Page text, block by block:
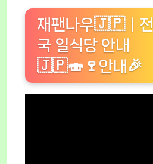
재팬나우🇯🇵ㅣ전
국 일식당 안내
🇯🇵🍣🍷안내🎉